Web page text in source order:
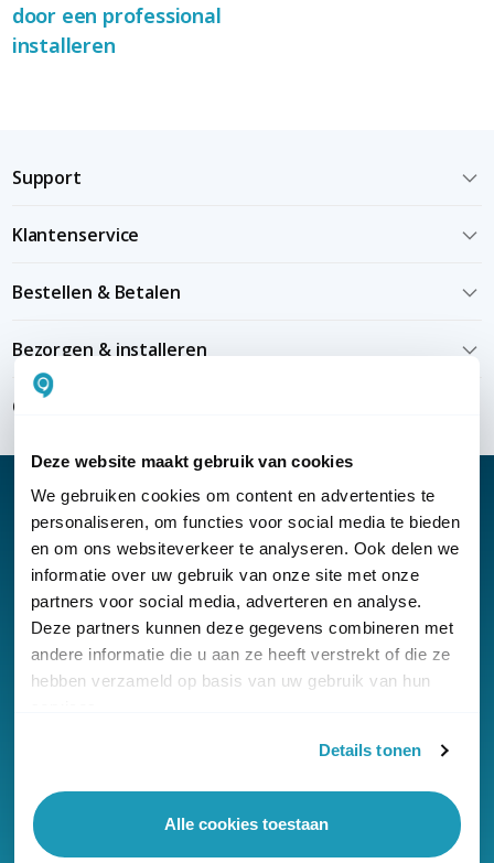
Deze website maakt gebruik van cookies
We gebruiken cookies om content en advertenties te
personaliseren, om functies voor social media te bieden
en om ons websiteverkeer te analyseren. Ook delen we
informatie over uw gebruik van onze site met onze
partners voor social media, adverteren en analyse.
Deze partners kunnen deze gegevens combineren met
andere informatie die u aan ze heeft verstrekt of die ze
hebben verzameld op basis van uw gebruik van hun
Details tonen
Alle cookies toestaan
door een professional
installeren
Support
Klantenservice
Bestellen & Betalen
Bezorgen & installeren
Over KommaGo
Nieuwsbrief
Klantenservice